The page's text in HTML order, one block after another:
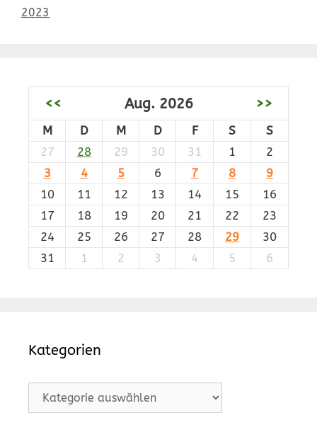
2023
<< Aug. 2026 >>
M D M D F S
S
27
28 29 30 31 1
2
3
4 5 6 7 8
9
10
11 12 13 14 15
16
17
18 19 20 21 22
23
24
25 26 27 28 29
30
31
1 2 3 4 5 6
Kategorien
Kategorien